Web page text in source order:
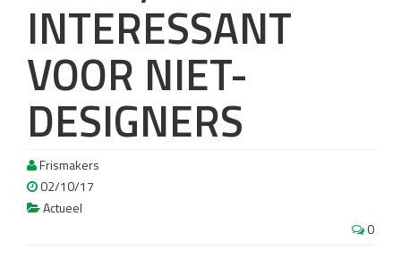
INTERESSANT
VOOR NIET-
DESIGNERS
Frismakers
02/10/17
Actueel
0